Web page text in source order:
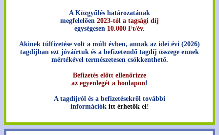
A Közgyűlés határozatának
megfelelően 2023-tól a tagsági díj
egységesen 10.000 Ft/év.
Akinek túlfizetése volt a múlt évben, annak az idei évi (2026)
tagdíjban ezt jóváírtuk és a befizetendő tagdíj összege ennek
mértékével természetesen csökkenthető.
Befizetés előtt ellenőrizze
az egyenlegét a honlapon!
A tagdíjról és a befizetésekről további
információk itt érhetők el!